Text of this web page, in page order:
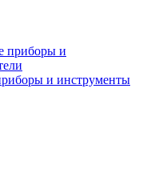
и инструменты